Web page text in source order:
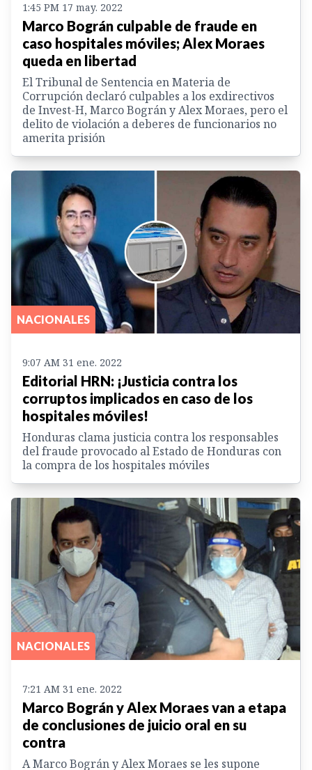
1:45 PM 17 may. 2022
Marco Bográn culpable de fraude en
caso hospitales móviles; Alex Moraes
queda en libertad
El Tribunal de Sentencia en Materia de
Corrupción declaró culpables a los exdirectivos
de Invest-H, Marco Bográn y Alex Moraes, pero el
delito de violación a deberes de funcionarios no
amerita prisión
NACIONALES
9:07 AM 31 ene. 2022
Editorial HRN: ¡Justicia contra los
corruptos implicados en caso de los
hospitales móviles!
Honduras clama justicia contra los responsables
del fraude provocado al Estado de Honduras con
la compra de los hospitales móviles
NACIONALES
7:21 AM 31 ene. 2022
Marco Bográn y Alex Moraes van a etapa
de conclusiones de juicio oral en su
contra
A Marco Bográn y Alex Moraes se les supone